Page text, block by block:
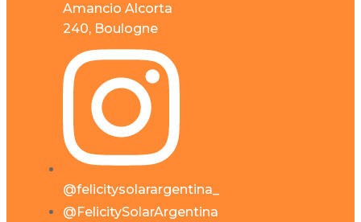
Amancio Alcorta
240, Boulogne
@felicitysolarargentina_
@FelicitySolarArgentina